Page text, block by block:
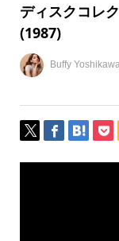
ディスクコレ
(1987)
Buffy